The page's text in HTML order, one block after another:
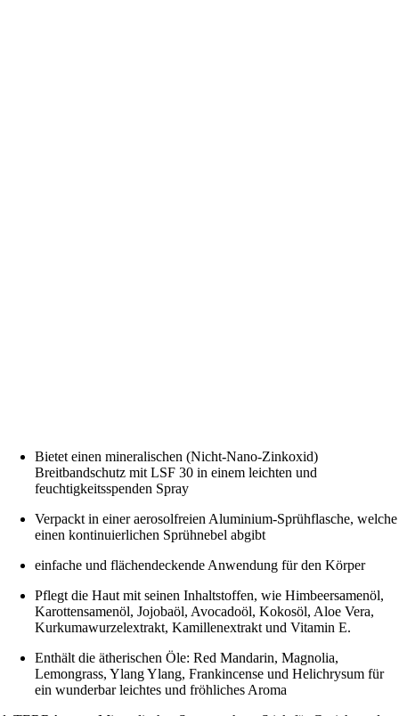
Bietet einen mineralischen (Nicht-Nano-Zinkoxid)
Breitbandschutz mit LSF 30 in einem leichten und
feuchtigkeitsspenden Spray
Verpackt in einer aerosolfreien Aluminium-Sprühflasche, welche
einen kontinuierlichen Sprühnebel abgibt
einfache und flächendeckende Anwendung für den Körper
Pflegt die Haut mit seinen Inhaltstoffen, wie Himbeersamenöl,
Karottensamenöl, Jojobaöl, Avocadoöl, Kokosöl, Aloe Vera,
Kurkumawurzelextrakt, Kamillenextrakt und Vitamin E.
Enthält die ätherischen Öle: Red Mandarin, Magnolia,
Lemongrass, Ylang Ylang, Frankincense und Helichrysum für
ein wunderbar leichtes und fröhliches Aroma